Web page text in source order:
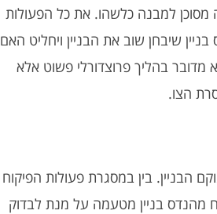
מסוכן למבנה כלשהו. את כל הפעולות
שיבחן שוב את הבניין ויחליט האם
בהליך פרוצדורלי פשוט אלא
הצו.
הבניין. בין במסגרת פעולות הפיקוח
מהנדס בניין מטעמה על מנת לבדוק